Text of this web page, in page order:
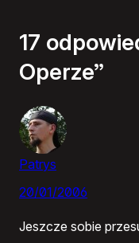
17
Operze”
Patrys
20/01/2006
Jeszcze sobie